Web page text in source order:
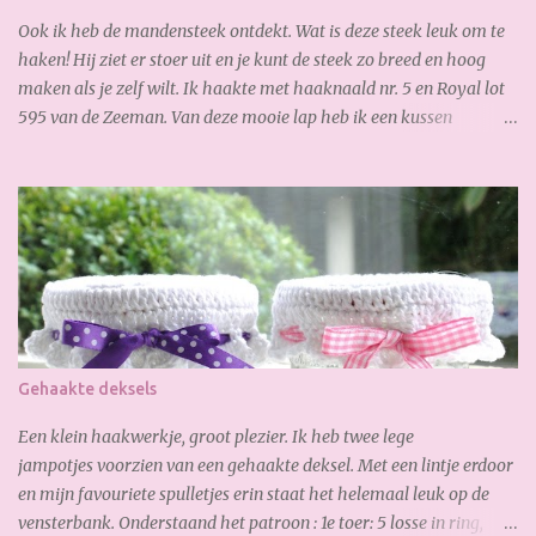
Ook ik heb de mandensteek ontdekt. Wat is deze steek leuk om te
haken! Hij ziet er stoer uit en je kunt de steek zo breed en hoog
maken als je zelf wilt. Ik haakte met haaknaald nr. 5 en Royal lot
595 van de Zeeman. Van deze mooie lap heb ik een kussen
Geniet van het weekend!
Gehaakte deksels
Een klein haakwerkje, groot plezier. Ik heb twee lege
jampotjes voorzien van een gehaakte deksel. Met een lintje erdoor
en mijn favouriete spulletjes erin staat het helemaal leuk op de
vensterbank. Onderstaand het patroon : 1e toer: 5 losse in ring,